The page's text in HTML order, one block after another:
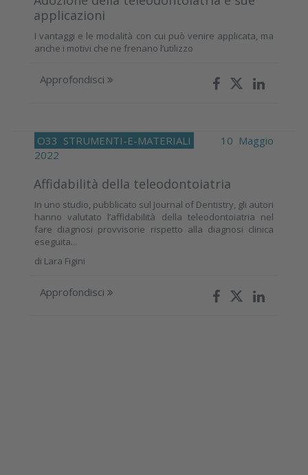
applicazioni
I vantaggi e le modalità con cui può venire applicata, ma
anche i motivi che ne frenano l’utilizzo
Approfondisci
O33 STRUMENTI-E-MATERIALI
10 Maggio
2022
Affidabilità della teleodontoiatria
In uno studio, pubblicato sul Journal of Dentistry, gli autori
hanno valutato l’affidabilità della teleodontoiatria nel
fare diagnosi provvisorie rispetto alla diagnosi clinica
eseguita...
di Lara Figini
Approfondisci